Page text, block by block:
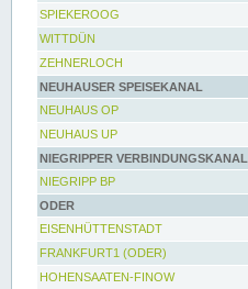
SPIEKEROOG
WITTDÜN
ZEHNERLOCH
NEUHAUSER SPEISEKANAL
NEUHAUS OP
NEUHAUS UP
NIEGRIPPER VERBINDUNGSKANAL
NIEGRIPP BP
ODER
EISENHÜTTENSTADT
FRANKFURT1 (ODER)
HOHENSAATEN-FINOW